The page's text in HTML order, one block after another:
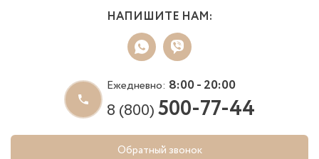
НАПИШИТЕ НАМ:
Ежедневно: 8:00 - 20:00
8 (800)500-77-44
Обратный звонок